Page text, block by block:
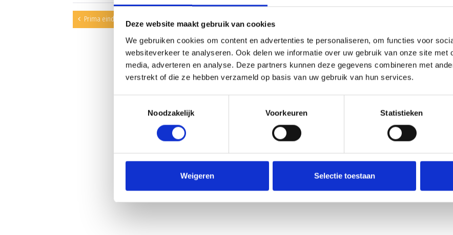
Deze website maakt gebruik van cookies
We gebruiken cookies om content en advertenties te personaliseren, om functies voor
websiteverkeer te analyseren. Ook delen we informatie over uw gebruik van onze site met
media, adverteren en analyse. Deze partners kunnen deze gegevens combineren met
verstrekt of die ze hebben verzameld op basis van uw gebruik van hun services.
Noodzakelijk
Voorkeuren Statistieken
Weigeren Selectie toestaan
Prima eindstand doet EHC de das om